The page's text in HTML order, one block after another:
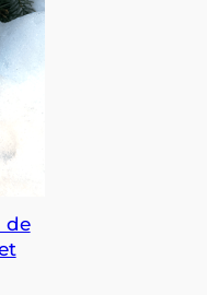
de